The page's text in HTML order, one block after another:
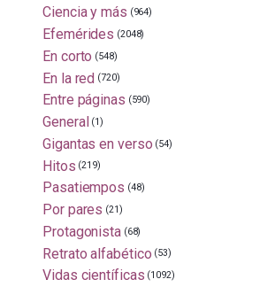
Ciencia y más (964)
Efemérides (2048)
En corto (548)
En la red (720)
Entre páginas (590)
General (1)
Gigantas en verso (54)
Hitos (219)
Pasatiempos (48)
Por pares (21)
Protagonista (68)
Retrato alfabético (53)
Vidas científicas (1092)